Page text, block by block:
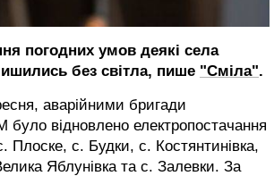
погодних умов деякі села
без світла, пише "Сміла".
аварійними бригади
було відновлено електропостачання
Плоске, с. Будки, с. Костянтинівка,
Яблунівка та с. Залевки. За